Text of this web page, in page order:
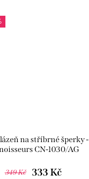
na stříbrné šperky -
CN-1030/AG
349 Kč 333 Kč